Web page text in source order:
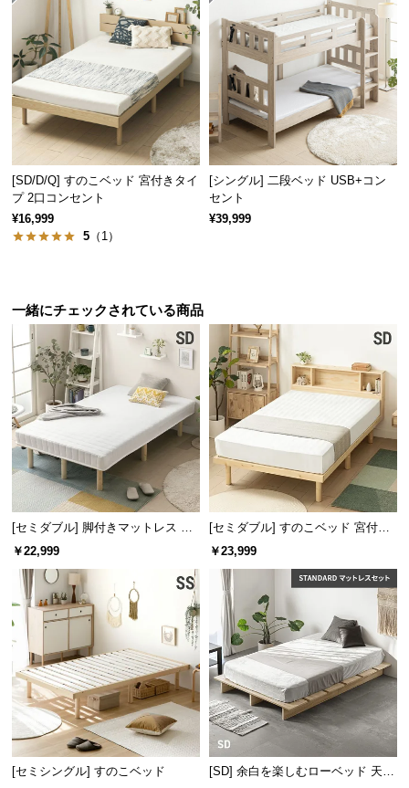
知
ブ
業
[SD/D/Q] すのこベッド 宮付きタイ
プ 2口コンセント
¥16,999
5 （1）
[シングル] 二段ベッド USB+コン
セント
¥39,999
一緒にチェックされている商品
[セミダブル] 脚付きマットレス 脚
長25cm ボンネルコイル
￥22,999
[セミダブル] すのこベッド 宮付き
タイプ
￥23,999
[セミシングル] すのこベッド
[SD] 余白を楽しむローベッド 天然